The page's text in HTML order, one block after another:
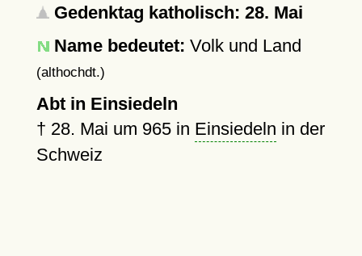
Gedenktag katholisch: 28. Mai
Name bedeutet: Volk und Land
(althochdt.)
Abt in Einsiedeln
† 28. Mai um 965in Einsiedeln in der
Schweiz